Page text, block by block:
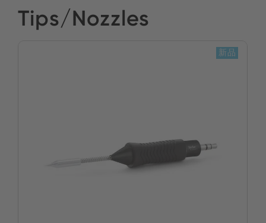
Tips/Nozzles
新品